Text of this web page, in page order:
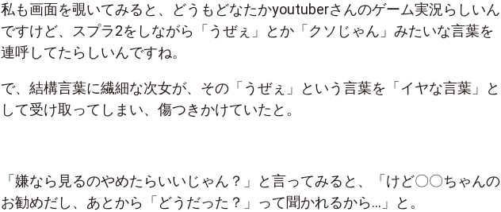
私も画面を覗いてみると、どうもどなたかyoutuberさんのゲーム実況らしいん
ですけど、スプラ2をしながら「うぜぇ」とか「クソじゃん」みたいな言葉を
連呼してたらしいんですね。
で、結構言葉に繊細な次女が、その「うぜぇ」という言葉を「イヤな言葉」と
して受け取ってしまい、傷つきかけていたと。
「嫌なら見るのやめたらいいじゃん？」と言ってみると、「けど〇〇ちゃんの
お勧めだし、あとから「どうだった？」って聞かれるから…」と。